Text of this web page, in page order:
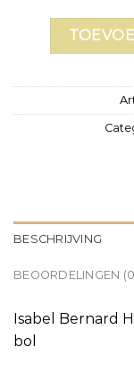
BESCHRIJVING
BEOORDELINGEN
Isabel Bernard
bol